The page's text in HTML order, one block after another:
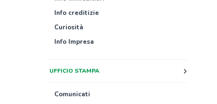
Info creditizie
Curiosità
Info Impresa
UFFICIO STAMPA
Comunicati